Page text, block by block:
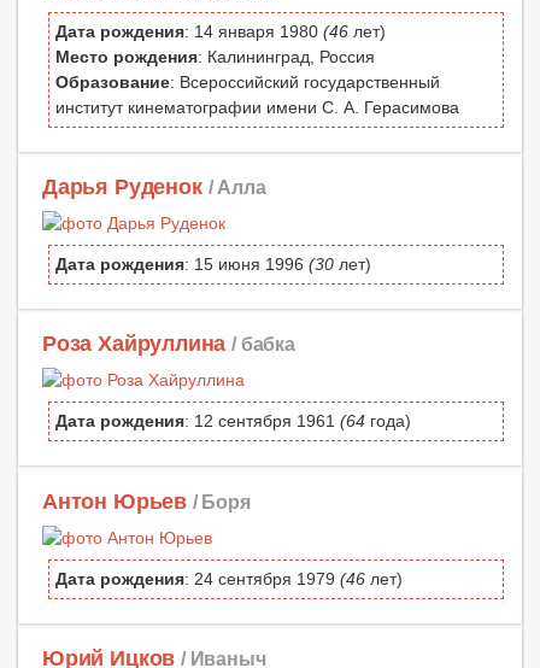
Дата рождения: 14 января 1980 (46 лет)
Место рождения: Калининград, Россия
Образование: Всероссийский государственный
институт кинематографии имени С. А. Герасимова
Дарья Руденок / Алла
Дата рождения: 15 июня 1996 (30 лет)
Роза Хайруллина / бабка
Дата рождения: 12 сентября 1961 (64 года)
Антон Юрьев / Боря
Дата рождения: 24 сентября 1979 (46 лет)
Юрий Ицков / Иваныч